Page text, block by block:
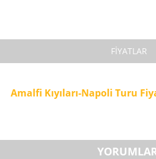
FİYATLAR
Amalfi Kıyıları-Napoli Turu